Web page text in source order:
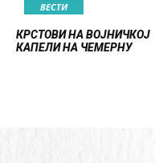
ВЕСТИ
КРСТОВИ НА ВОЈНИЧКОЈ
КАПЕЛИ НА ЧЕМЕРНУ